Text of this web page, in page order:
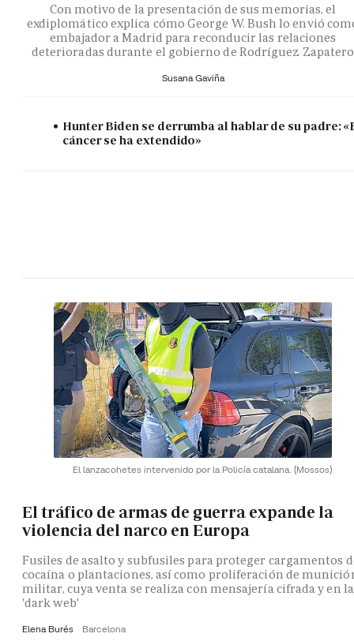
Con motivo de la presentación de sus memorias, el
exdiplomático explica cómo George W. Bush lo envió
embajador a Madrid para reconducir las relaciones
deterioradas durante el gobierno de Rodríguez Zapatero
Susana Gaviña
Hunter Biden se derrumba al hablar de su padre:
cáncer se ha extendido»
El lanzacohetes intervenido por la Policía catalana. (Mossos)
El tráfico de armas de guerra expande la
violencia del narco en Europa
Fusiles de asalto y subfusiles para proteger cargamentos
cocaína o plantaciones, así como proliferación de
militar, cuya venta se realiza con mensajería cifrada y en la
'dark web'
Elena Burés Barcelona